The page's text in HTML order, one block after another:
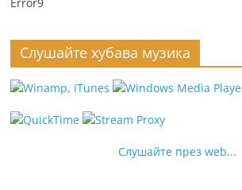
Error9
Слушайте хубава музика
Слушайте през web...